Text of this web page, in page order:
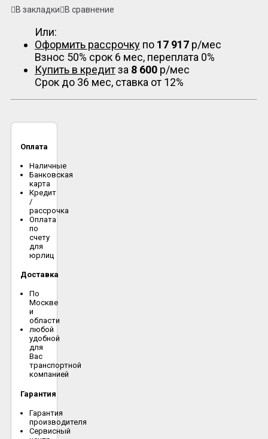
В закладки В сравнение
Или:
Оформить рассрочку по 17 917 р/мес
Взнос 50% срок 6 мес, переплата 0%
Купить в кредитза 8 600 р/мес
Срок до 36 мес, ставка от 12%
Оплата
Наличные
Банковская
карта
Кредит
/
рассрочка
Оплата
по
счету
для
юрлиц
Доставка
По
Москве
и
области
любой
удобной
для
Вас
транспортной
компанией
Гарантия
Гарантия
производителя
Сервисный